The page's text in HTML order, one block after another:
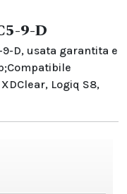
9-D
9-D, usata garantita e
Logiq S8,